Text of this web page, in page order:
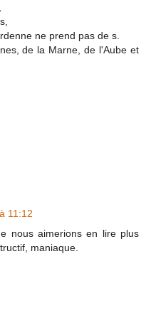
ne prend pas de s.
de la Marne, de l'Aube et
11:12
nous aimerions en lire plus
maniaque.